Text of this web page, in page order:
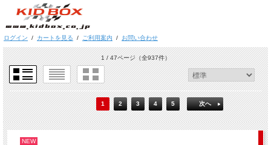
ログイン / カートを見る / ご利用案内 / お問い合わせ
1 / 47ページ（全937件）
1 2 3 4 5 次へ
NEW